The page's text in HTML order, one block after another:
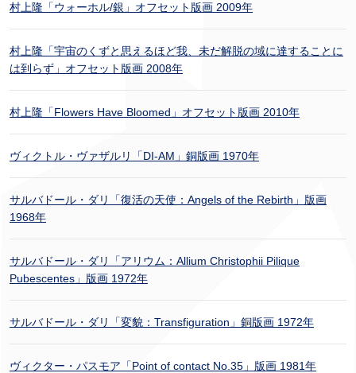
村上隆「ウォーホル/銀」オフセット版画 2009年
村上隆「宇宙のくずと思えるほど我、未だ解脱の域に達することに
は到らず」オフセット版画 2008年
村上隆「Flowers Have Bloomed」オフセット版画 2010年
ヴィクトル・ヴァザルリ「DI-AM」銅版画 1970年
サルバドール・ダリ「復活の天使：Angels of the Rebirth」版画
1968年
サルバドール・ダリ「アリウム：Allium Christophii Pilique
Pubescentes」版画 1972年
サルバドール・ダリ「変貌：Transfiguration」銅版画 1972年
ヴィクター・パスモア「Point of contact No.35」版画 1981年